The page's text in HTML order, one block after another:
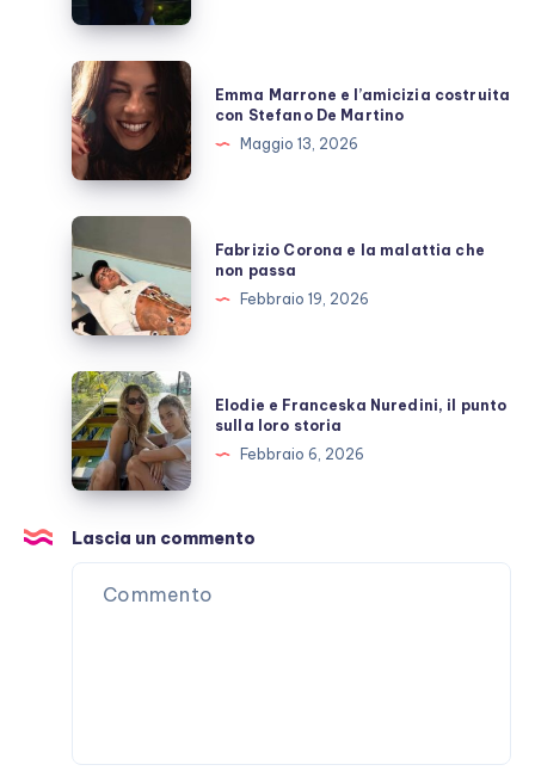
Berruti
allo
scoperto
Emma
Marrone
e
l’amicizia
costruita
con
Stefano
De
Martino
Emma Marrone e l’amicizia costruita
con Stefano De Martino
Maggio 13, 2026
Fabrizio
Corona
e
la
malattia
che
non
passa
Fabrizio Corona e la malattia che
non passa
Febbraio 19, 2026
Elodie
e
Franceska
Nuredini,
punto
sulla
Elodie e Franceska Nuredini, il punto
sulla loro storia
Febbraio 6, 2026
Lascia un commento